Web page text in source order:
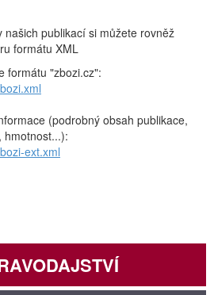
publikací si můžete rovněž
formátu XML
formátu "zbozi.cz":
(podrobný obsah publikace,
hmotnost...):
ext.xml